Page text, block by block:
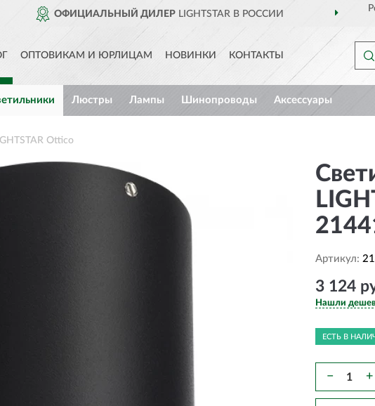
ОФИЦИАЛЬНЫЙ ДИЛЕР LIGHTSTAR В РОССИИ
ОПТОВИКАМ И ЮРЛИЦАМ НОВИНКИ КОНТАКТЫ
Люстры Лампы Шинопроводы Аксессуары
Ottico
Артикул:
3 124
Нашли
ЕСТЬ В
− +